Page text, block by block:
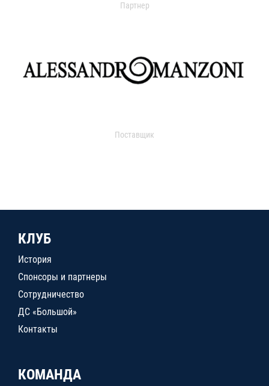
Партнер
Поставщик
КЛУБ
История
Спонсоры и партнеры
Сотрудничество
ДС «Большой»
Контакты
КОМАНДА